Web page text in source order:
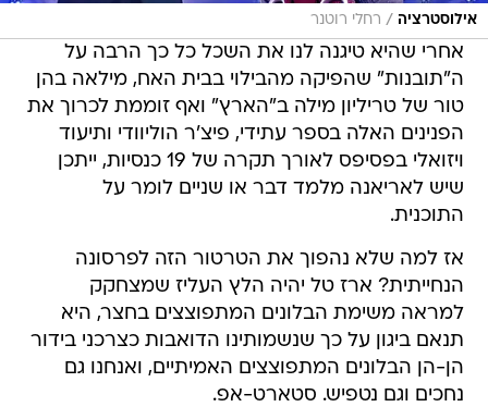
אילוסטרציה / רחלי רוטנר
אחרי שהיא טיגנה לנו את השכל כל כך הרבה על
ה"תובנות" שהפיקה מהבילוי בבית האח, מילאה בהן
טור של טריליון מילה ב"הארץ" ואף זוממת לכרוך את
הפנינים האלה בספר עתידי, פיצ'ר הוליוודי ותיעוד
ויזואלי בפסיפס לאורך תקרה של 19 כנסיות, ייתכן
שיש לאריאנה מלמד דבר או שניים לומר על
התוכנית.
אז למה שלא נהפוך את הטרטור הזה לפרסונה
הנחייתית? ארז טל יהיה הלץ העליז שמצחקק
למראה משימת הבלונים המתפוצצים בחצר, היא
תנאם ביגון על כך שנשמותינו הדואבות כצרכני בידור
הן-הן הבלונים המתפוצצים האמיתיים, ואנחנו גם
נחכים וגם נטפיש. סטארט-אפ.